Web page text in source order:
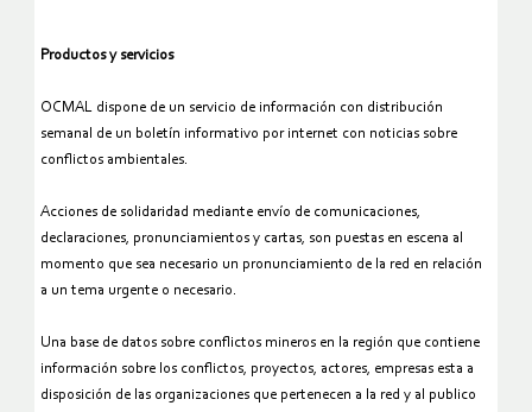
Productos y servicios
OCMAL dispone de un servicio de información con distribución
semanal de un boletín informativo por internet con noticias sobre
conflictos ambientales.
Acciones de solidaridad mediante envío de comunicaciones,
declaraciones, pronunciamientos y cartas, son puestas en escena al
momento que sea necesario un pronunciamiento de la red en relación
a un tema urgente o necesario.
Una base de datos sobre conflictos mineros en la región que contiene
información sobre los conflictos, proyectos, actores, empresas esta a
disposición de las organizaciones que pertenecen a la red y al publico